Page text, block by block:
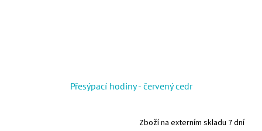
Přesýpací hodiny - červený cedr
Zboží na externím skladu 7 dní